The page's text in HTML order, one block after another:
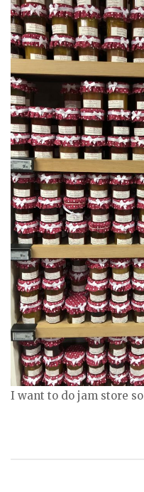
I want to do jam store